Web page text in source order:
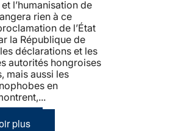
l’humanisation de
rien à ce
de l’État
la République de
déclarations et les
autorités hongroises
mais aussi les
en
plus